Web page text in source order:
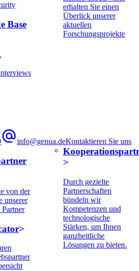
Base
erhalten Sie einen
Überlick unserer
aktuellen
Forschungsprojekte
info@genua.deKontaktieren Sie uns
von der
unserer
Durch gezielte
Partnerschaften
bündeln wir
Kompetenzen und
technologische
Stärken, um Ihnen
ganzheitliche
Lösungen zu bieten.